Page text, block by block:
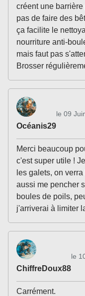
créent une
pas de faire des
ça facilite le
nourriture anti-
mais faut pas
Brosser
Océanis29
le 09
Merci beaucoup
c'est super utile !
les galets, on
aussi me pencher
boules de poils,
j'arriverai à limiter
ChiffreDoux88
le
Carrément.